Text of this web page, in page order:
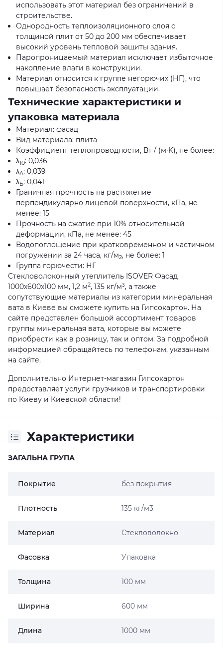
использовать этот материал без ограничений в
строительстве.
Однородность теплоизоляционного слоя с
толщиной плит от 50 до 200 мм обеспечивает
высокий уровень тепловой защиты здания.
Паропроницаемый материал исключает избыточное
накопление влаги в конструкции.
Материал относится к группе негорючих (НГ), что
повышает безопасность эксплуатации.
Технические характеристики и
упаковка материала
Материал: фасад
Вид материала: плита
Коэффициент теплопроводности, Вт / (м·K), не более:
λ10: 0,036
λА: 0,039
λБ: 0,041
Граничная прочность на растяжение
перпендикулярно лицевой поверхности, кПа, не
менее: 15
Прочность на сжатие при 10% относительной
деформации, кПа, не менее: 45
Водопоглощение при кратковременном и частичном
погружении за 24 часа, кг/м2, не более: 1
Группа горючести: НГ
Стекловолоконный утеплитель ISOVER Фасад
1000x600x100 мм, 1,2 м2, 135 кг/м³, а также
сопутствующие материалы из категории минеральная
вата в Киеве вы сможете купить на Гипсокартон. На
сайте представлен большой ассортимент товаров
группы минеральная вата, которые вы можете
приобрести как в розницу, так и оптом. За подробной
информацией обращайтесь по телефонам, указанным
на сайте.
Дополнительно Интернет-магазин Гипсокартон
предоставляет услуги грузчиков и транспортировки
по Киеву и Киевской области!
Характеристики
ЗАГАЛЬНА ГРУПА
Покрытие без покрытия
Плотность 135 кг/м3
Материал Стекловолокно
Фасовка Упаковка
Толщина 100 мм
Ширина 600 мм
Длина 1000 мм